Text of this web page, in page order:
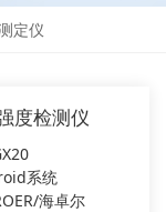
定仪
度检测仪
系统
海卓尔